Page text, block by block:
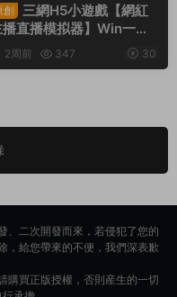
創
三網H5小遊戲【網紅
直播模拟器】Win一鍵
務端+Linux手工服務端
頻架設教程
2周前 347 30
、二次開發而來，若侵犯了您的
，給您帶來的不便，我們深表歉
購買正版授權，否則産生的一切